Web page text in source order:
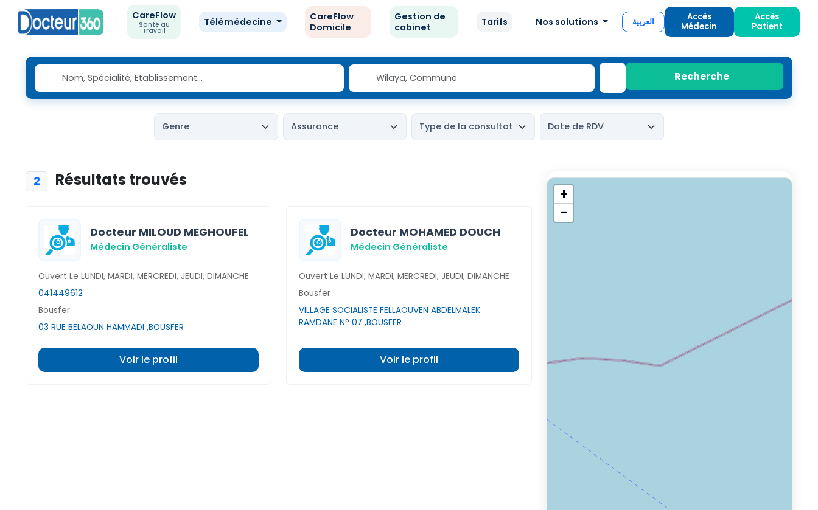
CareFlow
Santé au
travail
Télémédecine
CareFlow
Domicile
Gestion de
cabinet
Tarifs Nos solutions العربية
Accès
Médecin
Accès
Patient
Recherche
2 Résultats trouvés
Docteur MILOUD MEGHOUFEL
Médecin Généraliste
Ouvert Le LUNDI, MARDI, MERCREDI, JEUDI, DIMANCHE
041449612
Bousfer
03 RUE BELAOUN HAMMADI ,BOUSFER
Voir le profil
Docteur MOHAMED DOUCH
Médecin Généraliste
Ouvert Le LUNDI, MARDI, MERCREDI, JEUDI, DIMANCHE
Bousfer
VILLAGE SOCIALISTE FELLAOUVEN ABDELMALEK
RAMDANE N° 07 ,BOUSFER
Voir le profil
+
−